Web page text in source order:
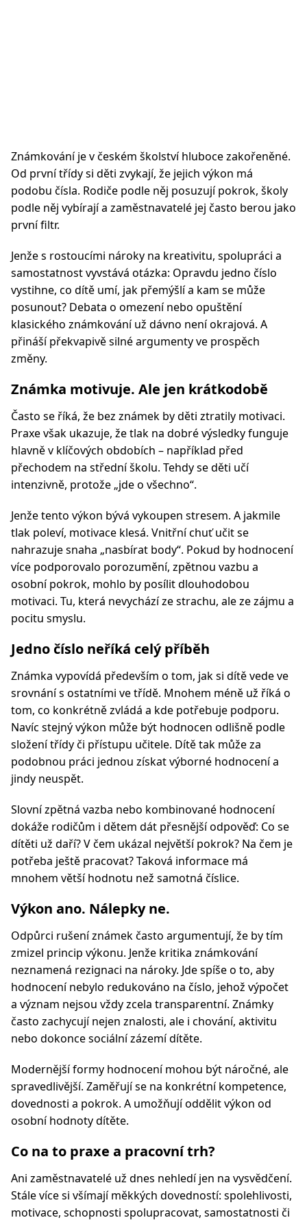
Známkování je v českém školství hluboce zakořeněné.
Od první třídy si děti zvykají, že jejich výkon má
podobu čísla. Rodiče podle něj posuzují pokrok, školy
podle něj vybírají a zaměstnavatelé jej často berou jako
první filtr.
Jenže s rostoucími nároky na kreativitu, spolupráci a
samostatnost vyvstává otázka: Opravdu jedno číslo
vystihne, co dítě umí, jak přemýšlí a kam se může
posunout? Debata o omezení nebo opuštění
klasického známkování už dávno není okrajová. A
přináší překvapivě silné argumenty ve prospěch
změny.
Známka motivuje. Ale jen krátkodobě
Často se říká, že bez známek by děti ztratily motivaci.
Praxe však ukazuje, že tlak na dobré výsledky funguje
hlavně v klíčových obdobích – například před
přechodem na střední školu. Tehdy se děti učí
intenzivně, protože „jde o všechno“.
Jenže tento výkon bývá vykoupen stresem. A jakmile
tlak poleví, motivace klesá. Vnitřní chuť učit se
nahrazuje snaha „nasbírat body“. Pokud by hodnocení
více podporovalo porozumění, zpětnou vazbu a
osobní pokrok, mohlo by posílit dlouhodobou
motivaci. Tu, která nevychází ze strachu, ale ze zájmu a
pocitu smyslu.
Jedno číslo neříká celý příběh
Známka vypovídá především o tom, jak si dítě vede ve
srovnání s ostatními ve třídě. Mnohem méně už říká o
tom, co konkrétně zvládá a kde potřebuje podporu.
Navíc stejný výkon může být hodnocen odlišně podle
složení třídy či přístupu učitele. Dítě tak může za
podobnou práci jednou získat výborné hodnocení a
jindy neuspět.
Slovní zpětná vazba nebo kombinované hodnocení
dokáže rodičům i dětem dát přesnější odpověď: Co se
dítěti už daří? V čem ukázal největší pokrok? Na čem je
potřeba ještě pracovat? Taková informace má
mnohem větší hodnotu než samotná číslice.
Výkon ano. Nálepky ne.
Odpůrci rušení známek často argumentují, že by tím
zmizel princip výkonu. Jenže kritika známkování
neznamená rezignaci na nároky. Jde spíše o to, aby
hodnocení nebylo redukováno na číslo, jehož výpočet
a význam nejsou vždy zcela transparentní. Známky
často zachycují nejen znalosti, ale i chování, aktivitu
nebo dokonce sociální zázemí dítěte.
Modernější formy hodnocení mohou být náročné, ale
spravedlivější. Zaměřují se na konkrétní kompetence,
dovednosti a pokrok. A umožňují oddělit výkon od
osobní hodnoty dítěte.
Co na to praxe a pracovní trh?
Ani zaměstnavatelé už dnes nehledí jen na vysvědčení.
Stále více si všímají měkkých dovedností: spolehlivosti,
motivace, schopnosti spolupracovat, samostatnosti či